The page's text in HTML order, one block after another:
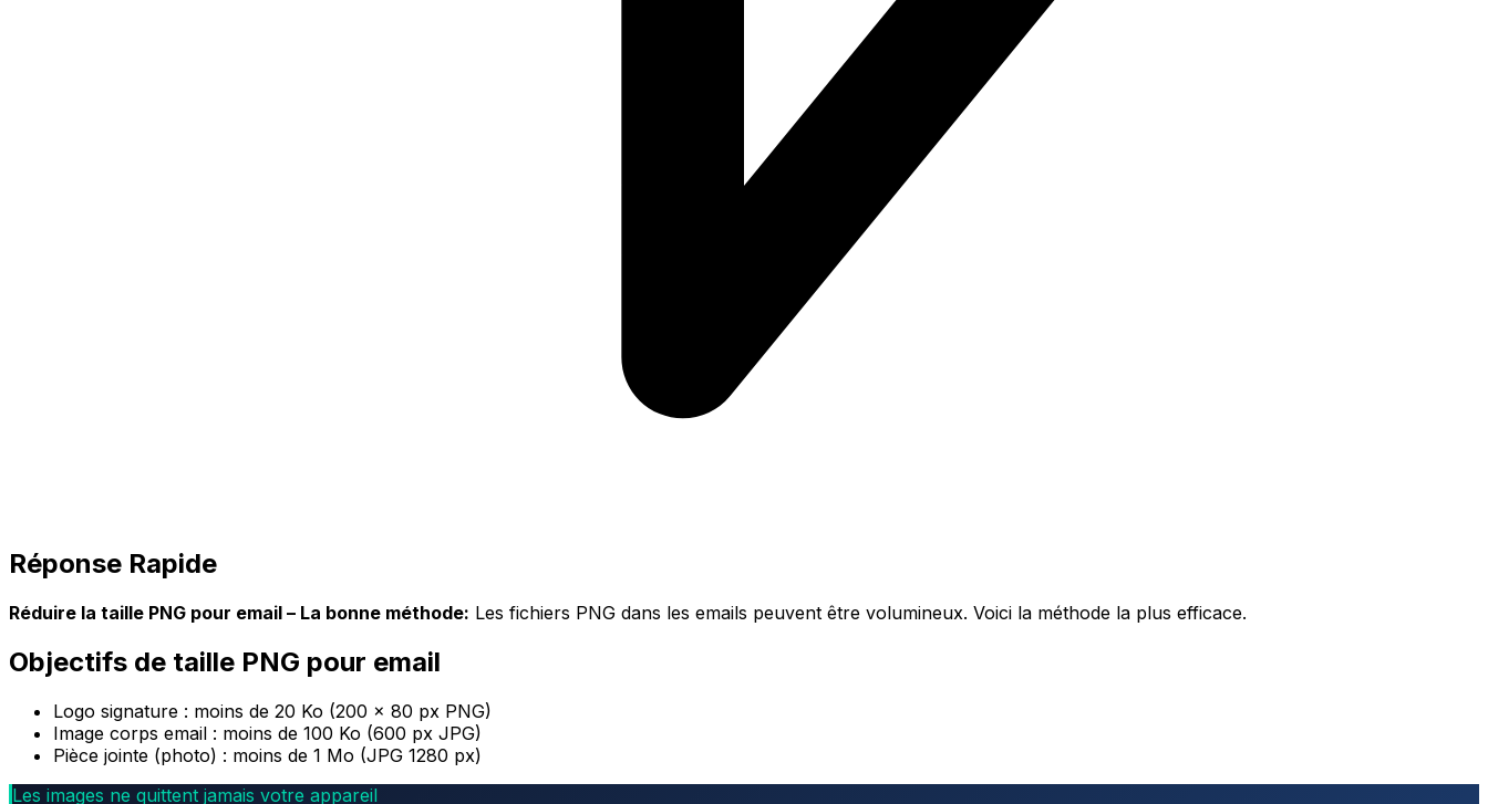
Réponse Rapide
Réduire la taille PNG pour email – La bonne méthode: Les fichiers PNG dans les emails peuvent être volumineux. Voici la méthode la plus efficace.
Objectifs de taille PNG pour email
Logo signature : moins de 20 Ko (200 × 80 px PNG)
Image corps email : moins de 100 Ko (600 px JPG)
Pièce jointe (photo) : moins de 1 Mo (JPG 1280 px)
Les images ne quittent jamais votre appareil